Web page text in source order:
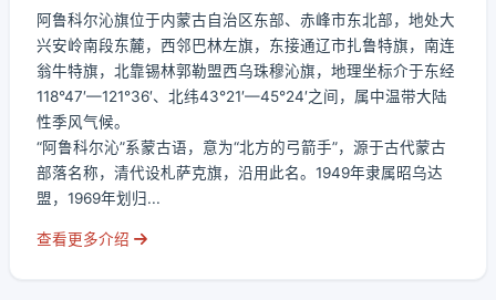
阿鲁科尔沁旗位于内蒙古自治区东部、赤峰市东北部，地处大
兴安岭南段东麓，西邻巴林左旗，东接通辽市扎鲁特旗，南连
翁牛特旗，北靠锡林郭勒盟西乌珠穆沁旗，地理坐标介于东经
118°47′—121°36′、北纬43°21′—45°24′之间，属中温带大陆
性季风气候。
“阿鲁科尔沁”系蒙古语，意为“北方的弓箭手”，源于古代蒙古
部落名称，清代设札萨克旗，沿用此名。1949年隶属昭乌达
盟，1969年划归...
查看更多介绍